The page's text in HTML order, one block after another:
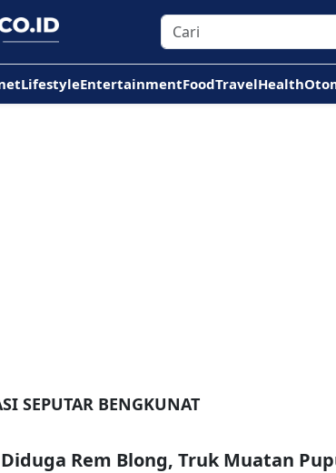
LifestyleEntertainmentFoodTravelHealth
SEPUTAR BENGKUNAT
Diduga Rem Blong, Truk Muatan